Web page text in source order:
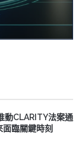
動CLARITY法案通
面臨關鍵時刻